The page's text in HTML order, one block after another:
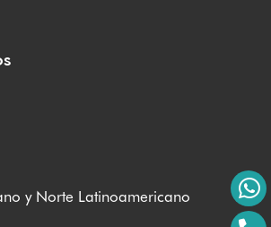
y Norte Latinoamericano